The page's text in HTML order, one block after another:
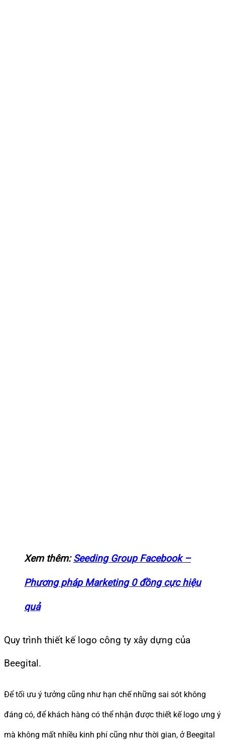
Xem thêm:Seeding Group Facebook –
Phương pháp Marketing 0 đồng cực hiệu
quả
Quy trình thiết kế logo công ty xây dựng của
Beegital.
Để tối ưu ý tưởng cũng như hạn chế những sai sót không
đáng có, để khách hàng có thể nhận được thiết kế logo ưng ý
mà không mất nhiều kinh phí cũng như thời gian, ở Beegital